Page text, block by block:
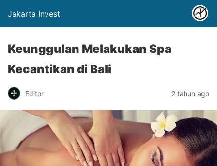
Jakarta Invest
Keunggulan Melakukan Spa
Kecantikan di Bali
Editor 2 tahun ago